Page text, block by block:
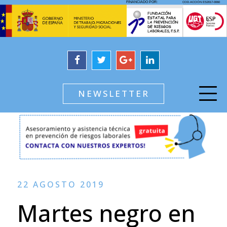
NEWSLETTER
22 AGOSTO 2019
Martes negro en